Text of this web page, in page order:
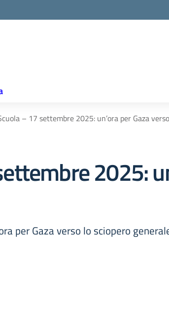
– 17 settembre 2025: un’ora per Gaza
2025:
per Gaza verso lo sciopero